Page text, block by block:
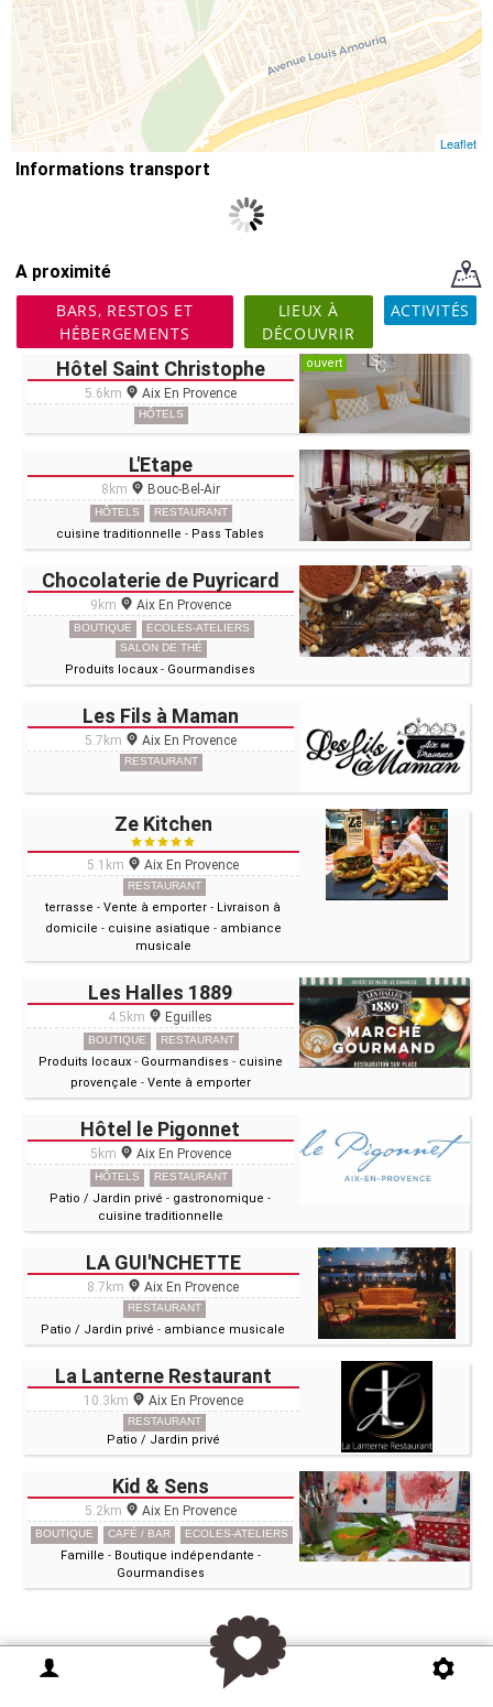
Leaflet
Informations transport
A proximité
BARS, RESTOS ET
HÉBERGEMENTS
LIEUX À
DÉCOUVRIR
ACTIVITÉS
Hôtel Saint Christophe
5.6km Aix En Provence
HÔTELS
ouvert
L'Etape
8km Bouc-Bel-Air
HÔTELS RESTAURANT
cuisine traditionnelle - Pass Tables
Chocolaterie de Puyricard
9km Aix En Provence
BOUTIQUE
ECOLES-ATELIERS
SALON DE THÉ
Produits locaux - Gourmandises
Les Fils à Maman
5.7km Aix En Provence
RESTAURANT
Ze Kitchen
5.1km Aix En Provence
RESTAURANT
terrasse -Vente à emporter - Livraison à
domicile - cuisine asiatique - ambiance
musicale
Les Halles 1889
4.5km Eguilles
BOUTIQUE RESTAURANT
Produits locaux - Gourmandises - cuisine
provençale - Vente à emporter
Hôtel le Pigonnet
5km Aix En Provence
HÔTELS RESTAURANT
Patio / Jardin privé - gastronomique -
cuisine traditionnelle
LA GUI'NCHETTE
8.7km Aix En Provence
RESTAURANT
Patio / Jardin privé - ambiance musicale
La Lanterne Restaurant
10.3km Aix En Provence
RESTAURANT
Patio / Jardin privé
Kid & Sens
5.2km Aix En Provence
BOUTIQUE CAFÉ / BAR ECOLES-ATELIERS
Famille - Boutique indépendante -
Gourmandises